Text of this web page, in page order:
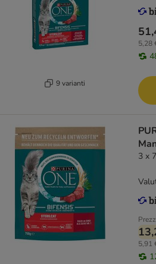
9 varianti
5,28
3 x
5,91